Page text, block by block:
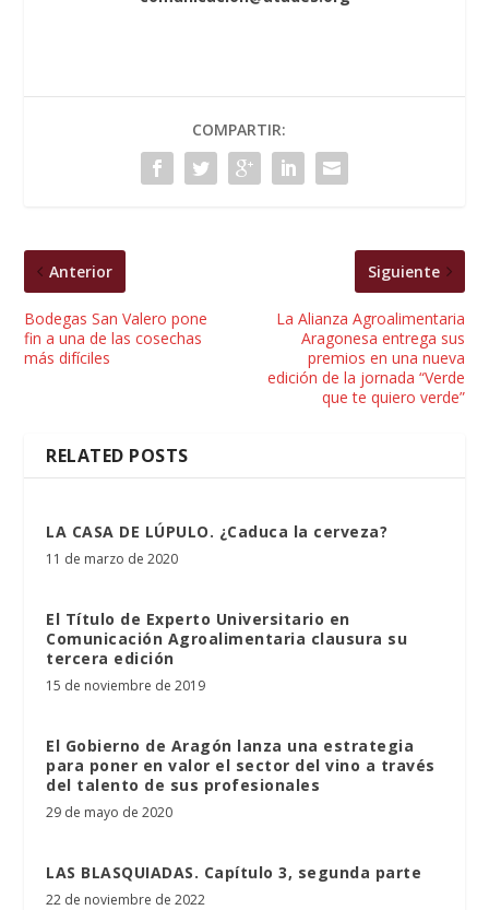
COMPARTIR:
Anterior
Bodegas San Valero pone
fin a una de las cosechas
más difíciles
Siguiente
La Alianza Agroalimentaria
Aragonesa entrega sus
premios en una nueva
edición de la jornada “Verde
que te quiero verde”
RELATED POSTS
LA CASA DE LÚPULO. ¿Caduca la cerveza?
11 de marzo de 2020
El Título de Experto Universitario en
Comunicación Agroalimentaria clausura su
tercera edición
15 de noviembre de 2019
El Gobierno de Aragón lanza una estrategia
para poner en valor el sector del vino a través
del talento de sus profesionales
29 de mayo de 2020
LAS BLASQUIADAS. Capítulo 3, segunda parte
22 de noviembre de 2022